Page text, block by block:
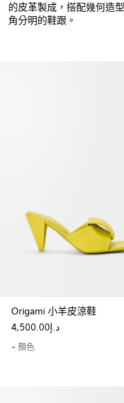
的皮革製成，搭配幾何造
角分明的鞋跟。
Origami 小羊皮涼鞋
د.إ4,500.00
+ 顏色